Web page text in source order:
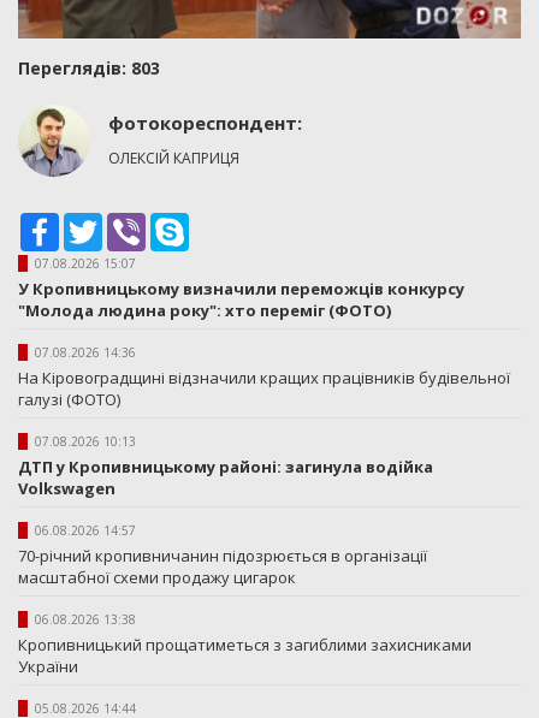
Переглядiв: 803
фотокореспондент:
ОЛЕКСІЙ КАПРИЦЯ
Facebook
TwitterViber
07.08.2026 15:07
У Кропивницькому визначили переможців конкурсу
"Молода людина року": хто переміг (ФОТО)
07.08.2026 14:36
На Кіровоградщині відзначили кращих працівників будівельної
галузі (ФОТО)
07.08.2026 10:13
ДТП у Кропивницькому районі: загинула водійка
Volkswagen
06.08.2026 14:57
70-річний кропивничанин підозрюється в організації
масштабної схеми продажу цигарок
06.08.2026 13:38
Кропивницький прощатиметься з загиблими захисниками
України
05.08.2026 14:44